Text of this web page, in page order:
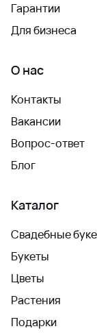
Гарантии
Для бизнеса
О нас
Контакты
Вакансии
Вопрос-ответ
Блог
Каталог
Свадебные
Букеты
Цветы
Растения
Подарки